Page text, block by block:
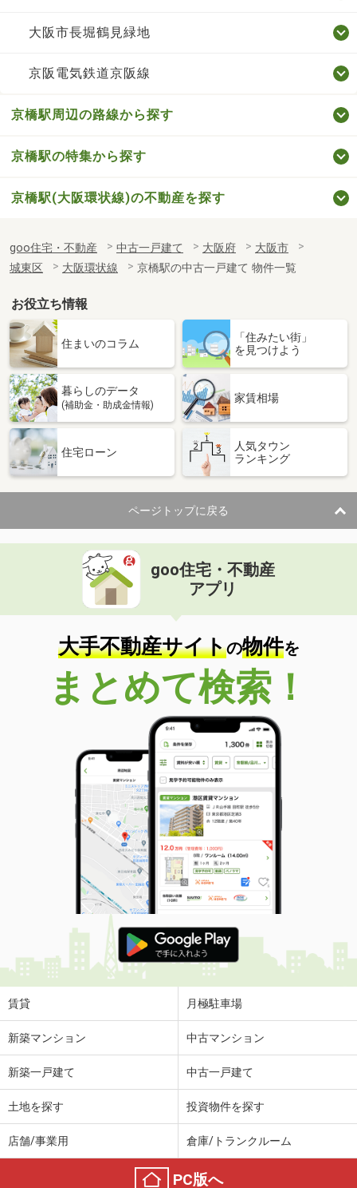
大阪市長堀鶴見緑地
京阪電気鉄道京阪線
京橋駅周辺の路線から探す
京橋駅の特集から探す
京橋駅(大阪環状線)の不動産を探す
goo住宅・不動産 中古一戸建て 大阪府
大阪市
城東区
大阪環状線 京橋駅の中古一戸建て 物件一覧
お役立ち情報
住まいのコラム
「住みたい街」
を見つけよう
暮らしのデータ
(補助金・助成金情報)
家賃相場
住宅ローン
人気タウン
ランキング
ページトップに戻る
goo住宅・不動産
アプリ
大手不動産サイトの物件を
まとめて検索！
賃貸 月極駐車場
新築マンション 中古マンション
新築一戸建て 中古一戸建て
土地を探す 投資物件を探す
店舗/事業用 倉庫/トランクルーム
PC版へ